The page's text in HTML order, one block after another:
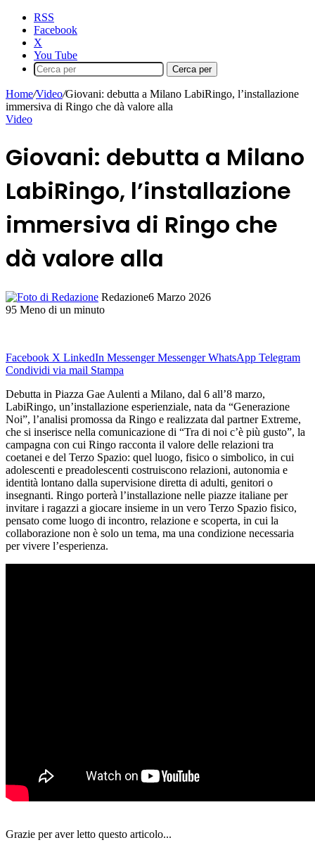
RSS
Facebook
X
You Tube
Cerca per
Home/Video/Giovani: debutta a Milano LabiRingo, l’installazione
immersiva di Ringo che dà valore alla
Video
Giovani: debutta a Milano
LabiRingo, l’installazione
immersiva di Ringo che
dà valore alla
Redazione6 Marzo 2026
95 Meno di un minuto
Facebook X LinkedIn Messenger Messenger WhatsApp Telegram
Condividi via mail Stampa
Debutta in Piazza Gae Aulenti a Milano, dal 6 all’8 marzo,
LabiRingo, un’installazione esperienziale, nata da “Generazione
Noi”, l’analisi promossa da Ringo e realizzata dal partner Extreme,
che si inserisce nella comunicazione di “Tra di noi c’è più gusto”, la
campagna con cui Ringo racconta il valore delle relazioni tra
coetanei e del Terzo Spazio: quel luogo, fisico o simbolico, in cui
adolescenti e preadolescenti costruiscono relazioni, autonomia e
identità lontano dalla supervisione diretta di adulti, genitori o
insegnanti. Ringo porterà l’installazione nelle piazze italiane per
invitare i ragazzi a giocare insieme in un vero Terzo Spazio fisico,
pensato come luogo di incontro, relazione e scoperta, in cui la
collaborazione non è solo un tema, ma una condizione necessaria
per vivere l’esperienza.
Grazie per aver letto questo articolo...